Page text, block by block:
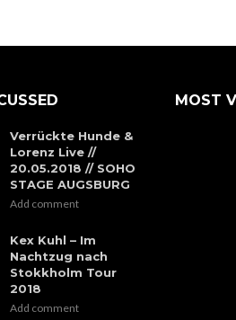
Verrückte Hunde &
Lorenz Live //
20.05.2018 // SOHO
STAGE AUGSBURG
Add comment
Kex Kuhl – Im
Nachtzug nach
Stokkholm Tour
2018
Add comment
MOST